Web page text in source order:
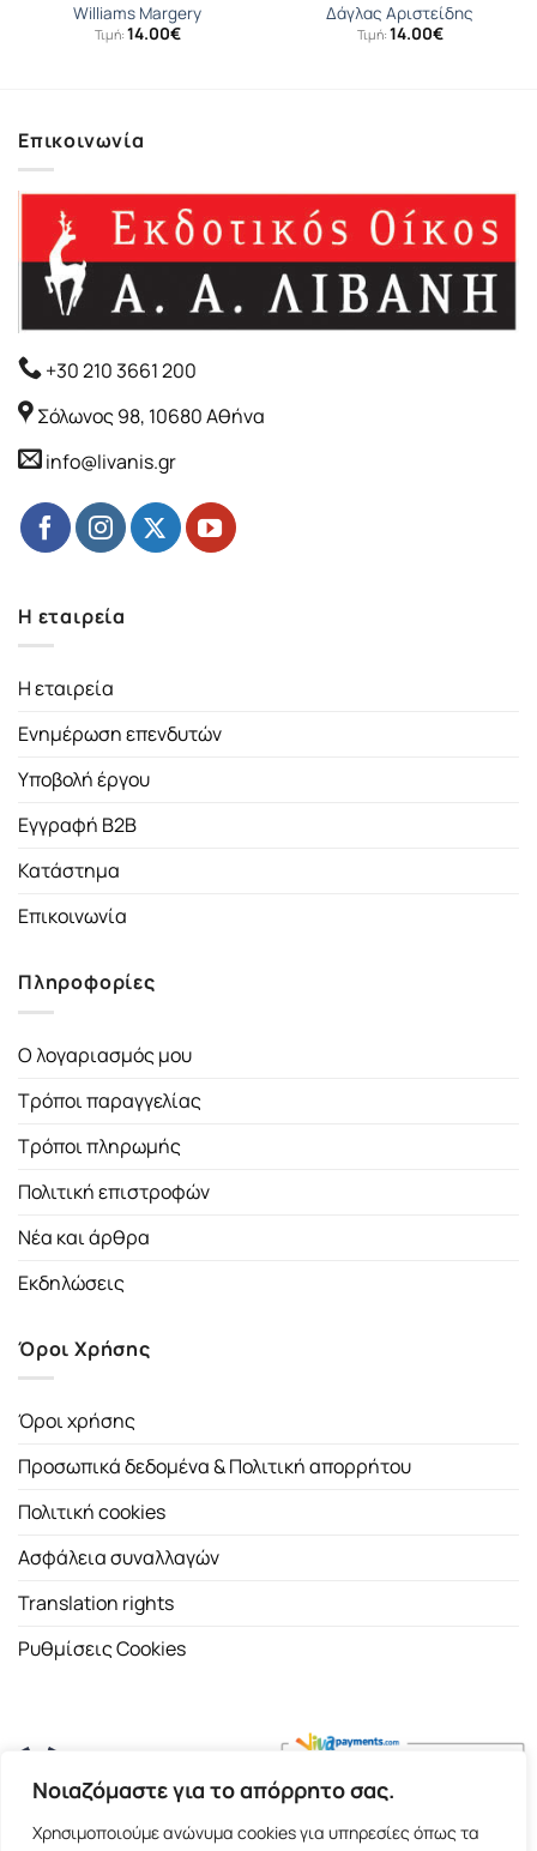
Νοιαζόμαστε για το απόρρητο σας.
Χρησιμοποιούμε ανώνυμα cookies για υπηρεσίες όπως τα
Williams Margery
Τιμή: 14.00€
Δάγλας Αριστείδης
Τιμή: 14.00€
Επικοινωνία
+30 210 3661 200
Σόλωνος 98, 10680 Αθήνα
info@livanis.gr
Η εταιρεία
Η εταιρεία
Ενημέρωση επενδυτών
Υποβολή έργου
Εγγραφή B2B
Κατάστημα
Επικοινωνία
Πληροφορίες
Ο λογαριασμός μου
Τρόποι παραγγελίας
Τρόποι πληρωμής
Πολιτική επιστροφών
Νέα και άρθρα
Εκδηλώσεις
Όροι Χρήσης
Όροι χρήσης
Προσωπικά δεδομένα & Πολιτική απορρήτου
Πολιτική cookies
Ασφάλεια συναλλαγών
Translation rights
Ρυθμίσεις Cookies
Copyright 2026 ©Εκδοτικός Οίκος Α.Α. Λιβάνη| All rights